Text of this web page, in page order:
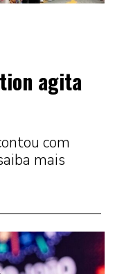
agita
com
mais